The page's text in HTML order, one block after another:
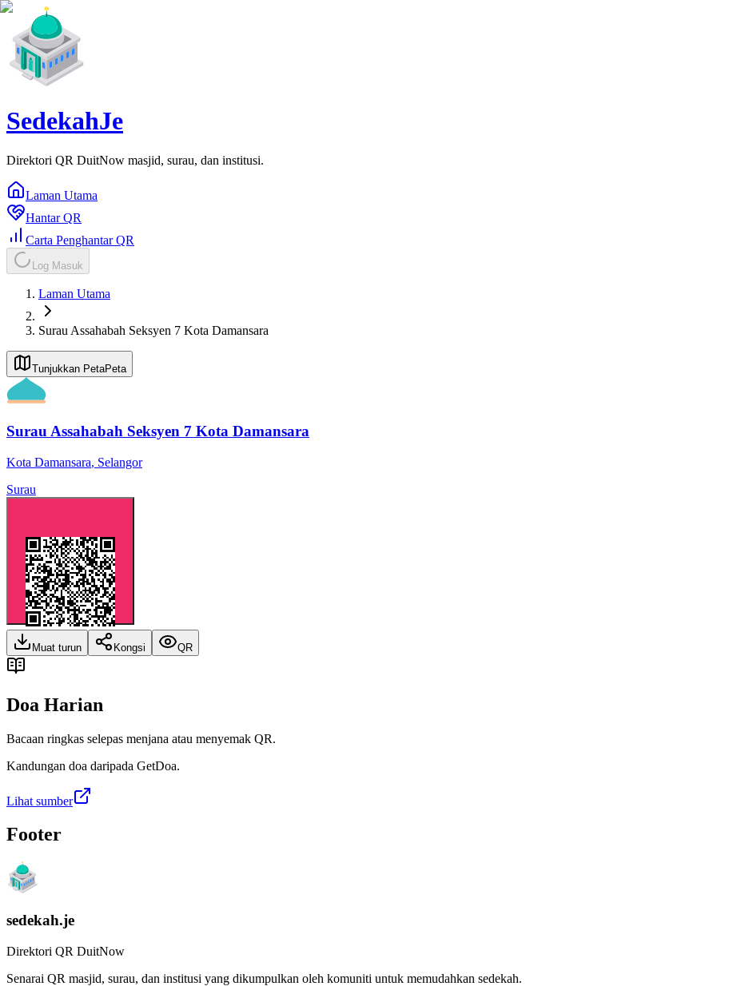
SedekahJe
Direktori QR DuitNow masjid, surau, dan institusi.
Laman Utama
Hantar QR
Carta Penghantar QR
Log Masuk
Laman Utama
Surau Assahabah Seksyen 7 Kota Damansara
Tunjukkan PetaPeta
Surau Assahabah Seksyen 7 Kota Damansara
Kota Damansara, Selangor
Surau
Muat turun Kongsi QR
Doa Harian
Bacaan ringkas selepas menjana atau menyemak QR.
Kandungan doa daripada GetDoa.
Lihat sumber
Footer
sedekah.je
Direktori QR DuitNow
Senarai QR masjid, surau, dan institusi yang dikumpulkan oleh komuniti untuk memudahkan sedekah.